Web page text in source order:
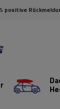
positive